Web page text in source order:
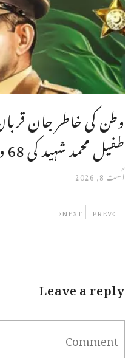
وطن کی خاطر جان
طفیل محمد شہید کی 68 ویں برسی
اگست 8, 2026
PREV
NEXT
Leave a reply